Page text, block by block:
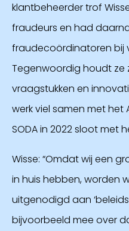
klantbeheerder trof
fraudeurs en had
fraudecoördinatoren bij
Tegenwoordig houdt ze
vraagstukken en
werk viel samen met
SODA in 2022 sloot met
Wisse: “Omdat wij een
in huis hebben, worden
uitgenodigd aan
bijvoorbeeld mee over